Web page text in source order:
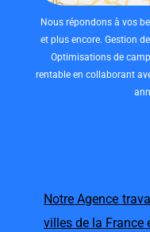
Notre Agence
villes de la France
Nous répondons à vos
et plus encore. Gestion
Optimisations de
rentable en collaborant